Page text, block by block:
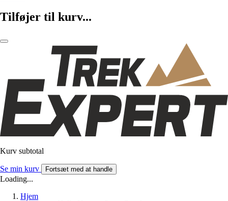
Tilføjer til kurv...
Kurv subtotal
Se min kurv Fortsæt med at handle
Loading...
Hjem